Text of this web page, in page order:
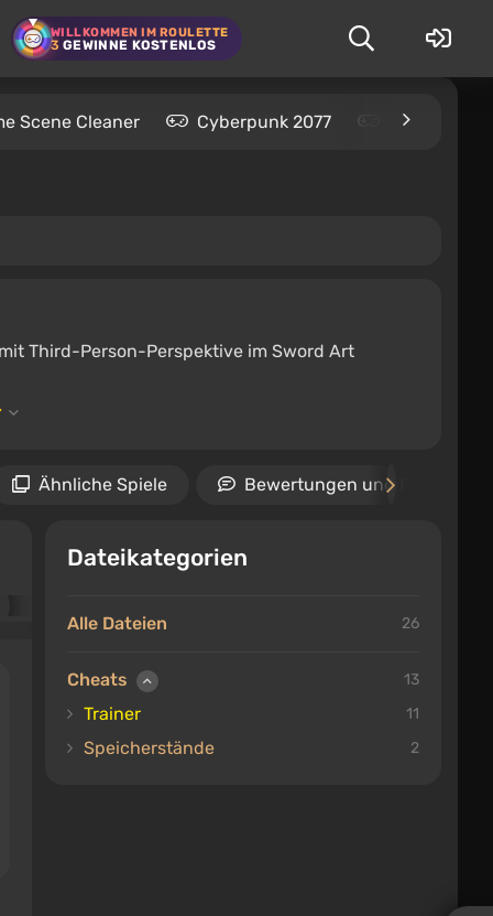
WILLKOMMEN IM ROULETTE
3 GEWINNE KOSTENLOS
Scene Cleaner Cyberpunk 2077 Kingdom
Third-Person-Perspektive im Sword Art
Ähnliche Spiele Bewertungen und
Dateikategorien
Alle Dateien 26
Cheats 13
Trainer 11
Speicherstände 2